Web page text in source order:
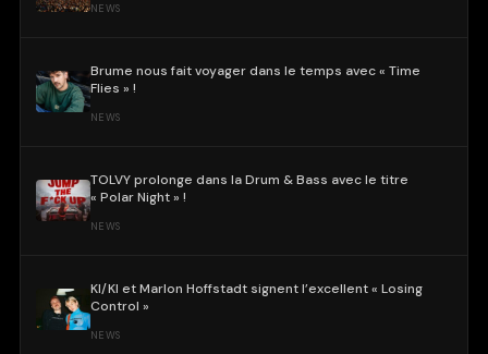
NEWS
Brume nous fait voyager dans le temps avec « Time
Flies » !
NEWS
TOLVY prolonge dans la Drum & Bass avec le titre
« Polar Night » !
NEWS
KI/KI et Marlon Hoffstadt signent l’excellent « Losing
Control »
NEWS